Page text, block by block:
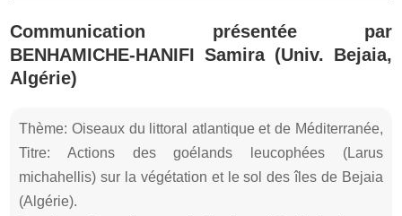
Communication présentée par
BENHAMICHE-HANIFI Samira (Univ. Bejaia,
Algérie)
Thème: Oiseaux du littoral atlantique et de Méditerranée,
Titre: Actions des goélands leucophées (Larus
michahellis) sur la végétation et le sol des îles de Bejaia
(Algérie).